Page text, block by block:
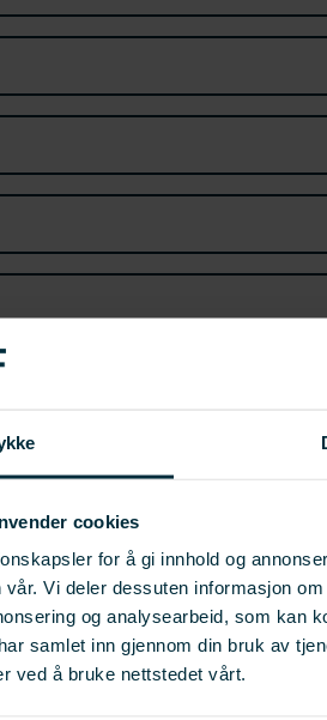
cookies
for å gi innhold og
Vi deler dessuten informasjon
og analysearbeid, som kan
samlet inn gjennom din bruk av
ved å bruke nettstedet vårt.